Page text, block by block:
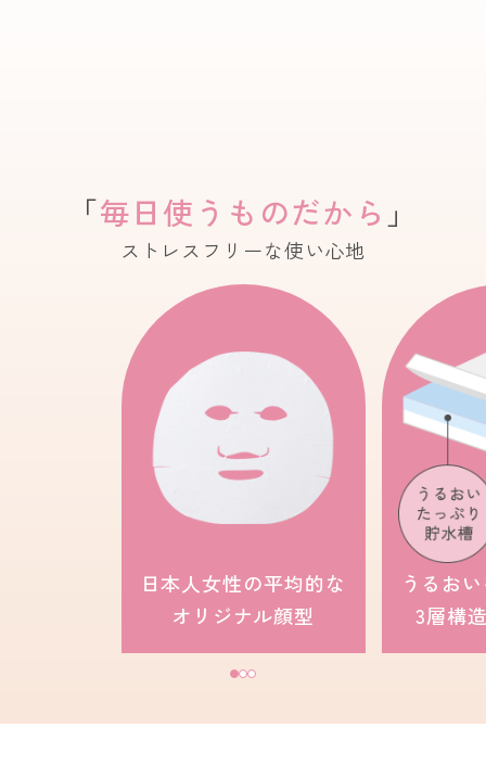
「毎日使うものだから 」
ストレスフリーな使い心地
日本人女性の平均的な
オリジナル顔型
うるお
3層構